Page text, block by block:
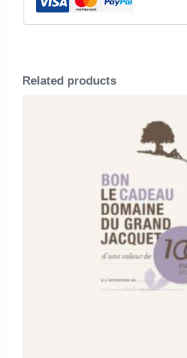
Related products